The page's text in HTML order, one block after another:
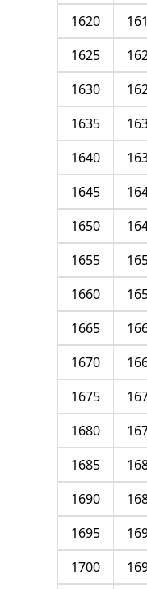
1620
1625
1630
1635
1640
1645
1650
1655
1660
1665
1670
1675
1680
1685
1690
1695
1700